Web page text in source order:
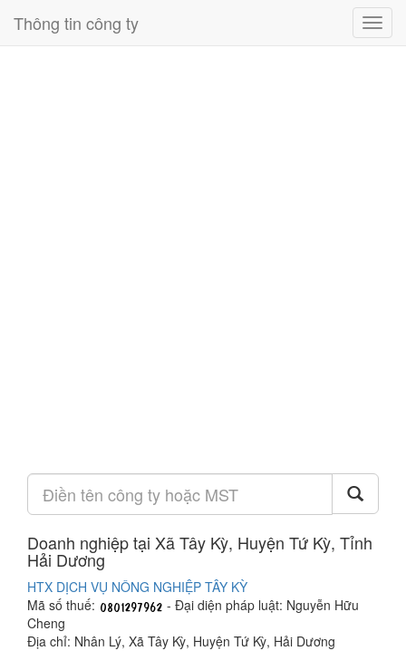
Thông tin công ty
Doanh nghiệp tại Xã Tây Kỳ, Huyện Tứ Kỳ, Tỉnh
Hải Dương
HTX DỊCH VỤ NÔNG NGHIỆP TÂY KỲ
Mã số thuế:
- Đại diện pháp luật: Nguyễn Hữu
Cheng
Địa chỉ: Nhân Lý, Xã Tây Kỳ, Huyện Tứ Kỳ, Hải Dương